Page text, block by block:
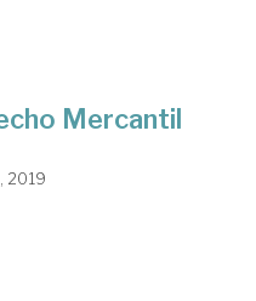
Mercantil
2019